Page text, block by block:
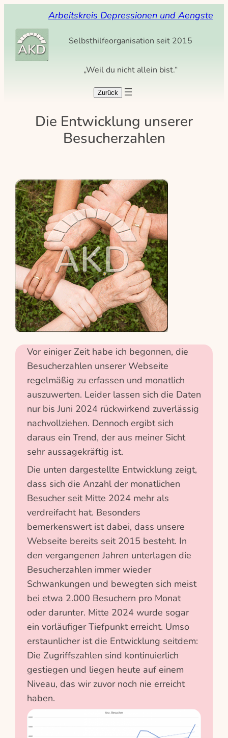
springen
Arbeitskreis Depressionen und Aengste
Selbsthilfeorganisation seit 2015
„Weil du nicht allein bist.“
Die Entwicklung unserer
Besucherzahlen
Vor einiger Zeit habe ich begonnen, die
Besucherzahlen unserer Webseite
regelmäßig zu erfassen und monatlich
auszuwerten. Leider lassen sich die Daten
nur bis Juni 2024 rückwirkend zuverlässig
nachvollziehen. Dennoch ergibt sich
daraus ein Trend, der aus meiner Sicht
sehr aussagekräftig ist.
Die unten dargestellte Entwicklung zeigt,
dass sich die Anzahl der monatlichen
Besucher seit Mitte 2024 mehr als
verdreifacht hat. Besonders
bemerkenswert ist dabei, dass unsere
Webseite bereits seit 2015 besteht. In
den vergangenen Jahren unterlagen die
Besucherzahlen immer wieder
Schwankungen und bewegten sich meist
bei etwa 2.000 Besuchern pro Monat
oder darunter. Mitte 2024 wurde sogar
ein vorläufiger Tiefpunkt erreicht. Umso
erstaunlicher ist die Entwicklung seitdem:
Die Zugriffszahlen sind kontinuierlich
gestiegen und liegen heute auf einem
Niveau, das wir zuvor noch nie erreicht
haben.